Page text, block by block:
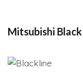
Mitsubishi